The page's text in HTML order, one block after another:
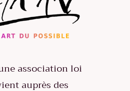
association loi
auprès des